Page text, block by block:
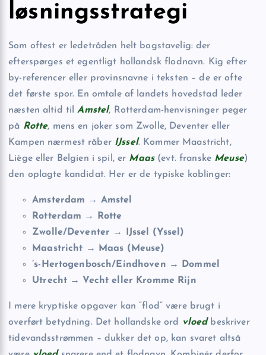
løsningsstrategi
Som oftest er ledetråden helt bogstavelig: der
efterspørges et egentligt hollandsk flodnavn. Kig efter
by-referencer eller provinsnavne i teksten – de er ofte
det første spor. En omtale af landets hovedstad leder
næsten altid tilAmstel, Rotterdam-henvisninger peger
på Rotte, mens en joker som Zwolle, Deventer eller
Kampen nærmest råber IJssel. Kommer Maastricht,
Liège eller Belgien i spil, er Maas(evt. franske Meuse)
den oplagte kandidat. Her er de typiske koblinger:
Amsterdam → Amstel
Rotterdam → Rotte
Zwolle/Deventer → IJssel (Yssel)
Maastricht → Maas (Meuse)
’s-Hertogenbosch/Eindhoven → Dommel
Utrecht → Vecht eller Kromme Rijn
I mere kryptiske opgaver kan “flod” være brugt i
overført betydning. Det hollandske ord
vloedbeskriver
tidevandsstrømmen – dukker det op, kan svaret altså